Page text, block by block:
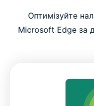
Оптимізуйте
Microsoft Edge за